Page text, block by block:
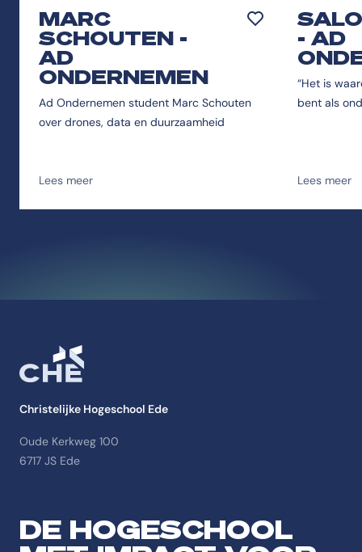
MARC
SCHOUTEN -
AD
ONDERNEMEN
Ad Ondernemen student Marc Schouten
over drones, data en duurzaamheid
Lees meer
Toevoegen aan
- AD
“Het is
bent als
Lees meer
Christelijke Hogeschool Ede
Oude Kerkweg 100
6717 JS Ede
DE HOGESCHOOL